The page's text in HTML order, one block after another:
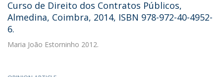
Curso de Direito dos Contratos Públicos,
Almedina, Coimbra, 2014, ISBN 978-972-40-4952-
6.
Maria João Estorninho 2012.